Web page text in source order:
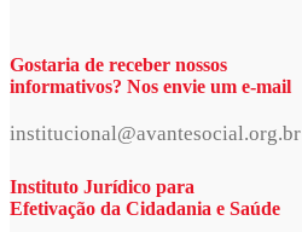
Gostaria de receber nossos
informativos? Nos envie um e-mail
institucional@avantesocial.org.br
Instituto Jurídico para
Efetivação da Cidadania e Saúde